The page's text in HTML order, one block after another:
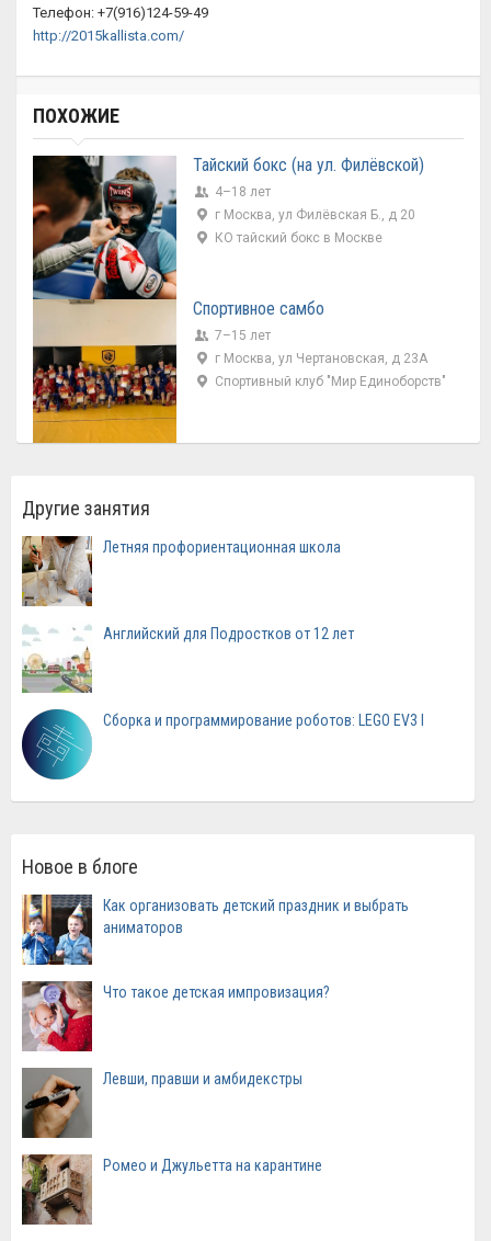
Телефон: +7(916)124-59-49
http://2015kallista.com/
ПОХОЖИЕ
Тайский бокс (на ул. Филёвской)
4–18 лет
г Москва, ул Филёвская Б., д 20
КО тайский бокс в Москве
Спортивное самбо
7–15 лет
г Москва, ул Чертановская, д 23А
Спортивный клуб "Мир Единоборств"
Другие занятия
Летняя профориентационная школа
Английский для Подростков от 12 лет
Сборка и программирование роботов: LEGO EV3 I
Новое в блоге
Как организовать детский праздник и выбрать
аниматоров
Что такое детская импровизация?
Левши, правши и амбидекстры
Ромео и Джульетта на карантине